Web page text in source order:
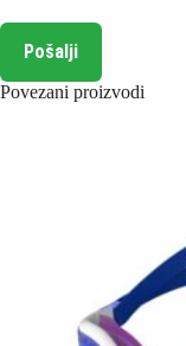
Pošalji
Povezani proizvodi